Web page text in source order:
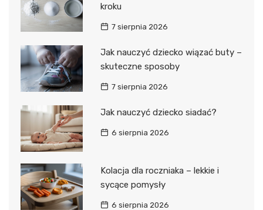
kroku
7 sierpnia 2026
Jak nauczyć dziecko wiązać buty –
skuteczne sposoby
7 sierpnia 2026
Jak nauczyć dziecko siadać?
6 sierpnia 2026
Kolacja dla roczniaka – lekkie i
sycące pomysły
6 sierpnia 2026